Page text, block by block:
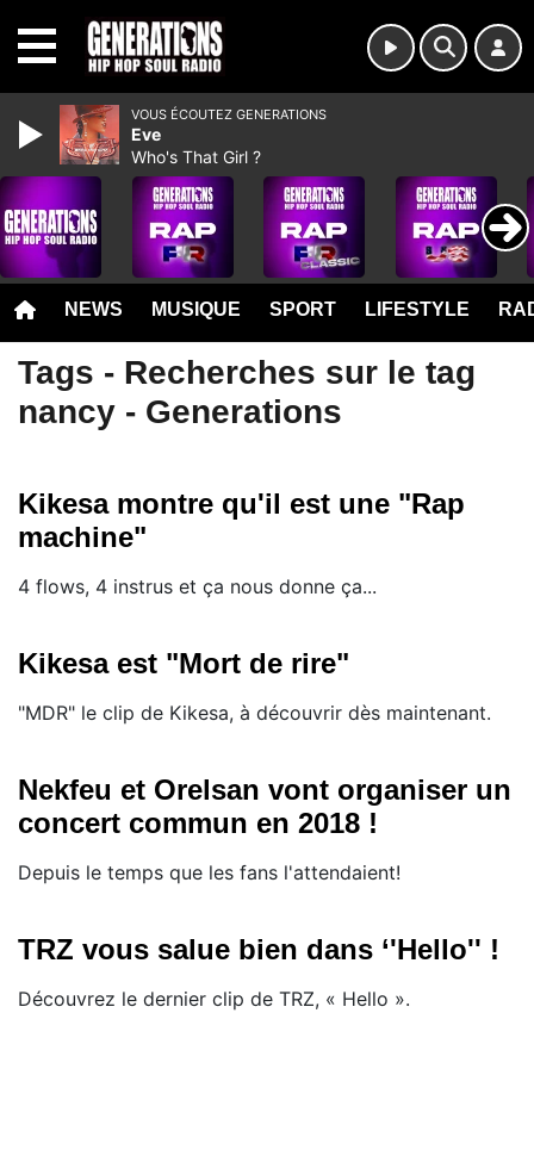
NEWS MUSIQUE SPORT LIFESTYLE
Tags - Recherches sur le tag
nancy - Generations
Kikesa montre qu'il est une "Rap
machine"
4 flows, 4 instrus et ça nous donne ça...
Kikesa est "Mort de rire"
"MDR" le clip de Kikesa, à découvrir dès maintenant.
Nekfeu et Orelsan vont organiser un
concert commun en 2018 !
Depuis le temps que les fans l'attendaient!
TRZ vous salue bien dans ‘'Hello'' !
Découvrez le dernier clip de TRZ, « Hello ».
VOUS ÉCOUTEZ GENERATIONS
Eve
Who's That Girl ?